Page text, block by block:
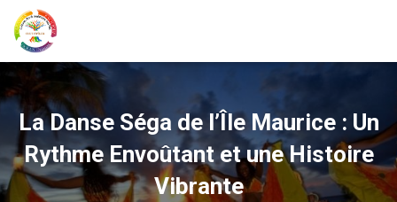
La Danse Séga de l’Île Maurice : Un
Rythme Envoûtant et une Histoire
Vibrante